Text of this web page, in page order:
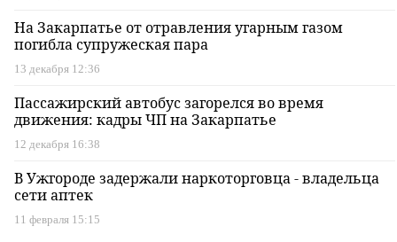
На Закарпатье от отравления угарным газом
погибла супружеская пара
13 декабря 12:36
Пассажирский автобус загорелся во время
движения: кадры ЧП на Закарпатье
12 декабря 16:38
В Ужгороде задержали наркоторговца - владельца
сети аптек
11 февраля 15:15